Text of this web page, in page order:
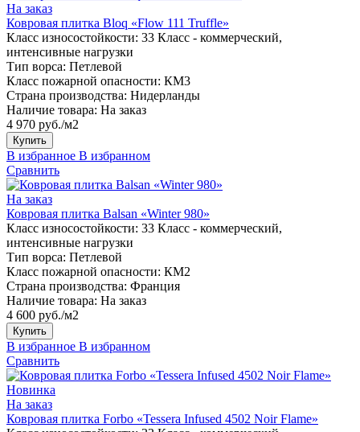
На заказ
Ковровая плитка Bloq «Flow 111 Truffle»
Класс износостойкости: 33 Класс - коммерческий,
интенсивные нагрузки
Тип ворса: Петлевой
Класс пожарной опасности: КМ3
Страна производства: Нидерланды
Наличие товара: На заказ
4 970 руб./м2
Купить
В избранное В избранном
Сравнить
На заказ
Ковровая плитка Balsan «Winter 980»
Класс износостойкости: 33 Класс - коммерческий,
интенсивные нагрузки
Тип ворса: Петлевой
Класс пожарной опасности: КМ2
Страна производства: Франция
Наличие товара: На заказ
4 600 руб./м2
Купить
В избранное В избранном
Сравнить
Новинка
На заказ
Ковровая плитка Forbo «Tessera Infused 4502 Noir Flame»